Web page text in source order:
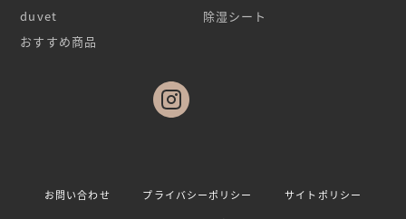
duvet
除湿シート
おすすめ商品
お問い合わせ プライバシーポリシー サイトポリシー